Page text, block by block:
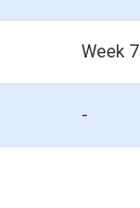
Week 7
-